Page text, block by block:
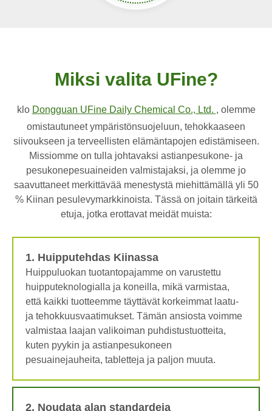
Miksi valita UFine?
klo Dongguan UFine Daily Chemical Co., Ltd. , olemme
omistautuneet ympäristönsuojeluun, tehokkaaseen
siivoukseen ja terveellisten elämäntapojen edistämiseen.
Missiomme on tulla johtavaksi astianpesukone- ja
pesukonepesuaineiden valmistajaksi, ja olemme jo
saavuttaneet merkittävää menestystä miehittämällä yli 50
% Kiinan pesulevymarkkinoista. Tässä on joitain tärkeitä
etuja, jotka erottavat meidät muista:
1. Huipputehdas Kiinassa
Huippuluokan tuotantopajamme on varustettu
huipputeknologialla ja koneilla, mikä varmistaa,
että kaikki tuotteemme täyttävät korkeimmat laatu-
ja tehokkuusvaatimukset. Tämän ansiosta voimme
valmistaa laajan valikoiman puhdistustuotteita,
kuten pyykin ja astianpesukoneen
pesuainejauheita, tabletteja ja paljon muuta.
2. Noudata alan standardeja